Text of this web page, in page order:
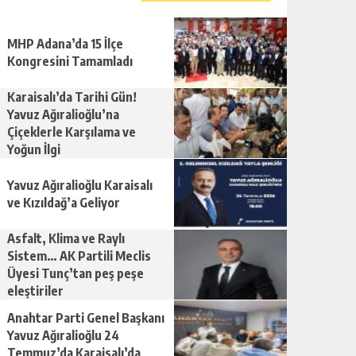
MHP Adana’da 15 İlçe
Kongresini Tamamladı
Karaisalı’da Tarihi Gün!
Yavuz Ağıralioğlu’na
Çiçeklerle Karşılama ve
Yoğun İlgi
Yavuz Ağıralioğlu Karaisalı
ve Kızıldağ’a Geliyor
Asfalt, Klima ve Raylı
Sistem… AK Partili Meclis
Üyesi Tunç’tan peş peşe
eleştiriler
Anahtar Parti Genel Başkanı
Yavuz Ağıralioğlu 24
Temmuz’da Karaisalı’da